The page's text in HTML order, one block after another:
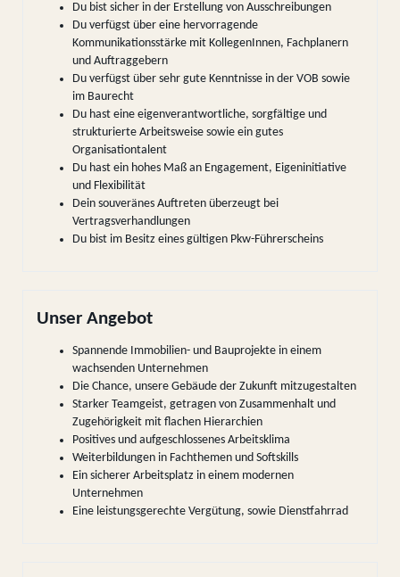
Du bist sicher in der Erstellung von Ausschreibungen
Du verfügst über eine hervorragende
Kommunikationsstärke mit KollegenInnen, Fachplanern
und Auftraggebern
Du verfügst über sehr gute Kenntnisse in der VOB sowie
im Baurecht
Du hast eine eigenverantwortliche, sorgfältige und
strukturierte Arbeitsweise sowie ein gutes
Organisationtalent
Du hast ein hohes Maß an Engagement, Eigeninitiative
und Flexibilität
Dein souveränes Auftreten überzeugt bei
Vertragsverhandlungen
Du bist im Besitz eines gültigen Pkw-Führerscheins
Unser Angebot
Spannende Immobilien- und Bauprojekte in einem
wachsenden Unternehmen
Die Chance, unsere Gebäude der Zukunft mitzugestalten
Starker Teamgeist, getragen von Zusammenhalt und
Zugehörigkeit mit flachen Hierarchien
Positives und aufgeschlossenes Arbeitsklima
Weiterbildungen in Fachthemen und Softskills
Ein sicherer Arbeitsplatz in einem modernen
Unternehmen
Eine leistungsgerechte Vergütung, sowie Dienstfahrrad